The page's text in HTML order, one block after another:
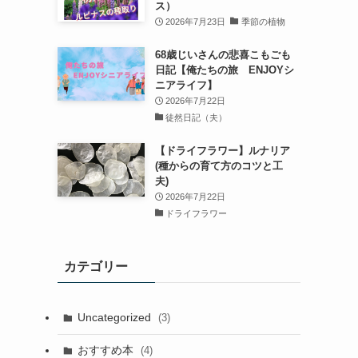
ス）
2026年7月23日 季節の植物
68歳じいさんの悲喜こもごも
日記【俺たちの旅 ENJOYシ
ニアライフ】
2026年7月22日
徒然日記（夫）
【ドライフラワー】ルナリア
(種からの育て方のコツと工
夫)
2026年7月22日
ドライフラワー
カテゴリー
Uncategorized (3)
おすすめ本 (4)